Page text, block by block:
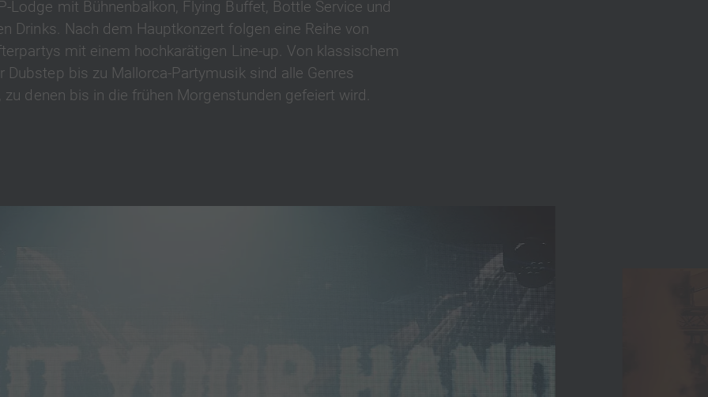
Lodge mit Bühnenbalkon, Flying Buffet, Bottle Service und
Drinks. Nach dem Hauptkonzert folgen eine Reihe von
mit einem hochkarätigen Line-up. Von klassischem
Dubstep bis zu Mallorca-Partymusik sind alle Genres
zu denen bis in die frühen Morgenstunden gefeiert wird.